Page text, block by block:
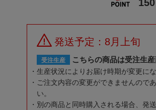
発送予定：8月上旬
受注生産 こちらの商品は受注生産
生産状況によりお届け時期が変更に
ご注文内容の変更ができませんので
い。
別の商品と同時購入される場合、発